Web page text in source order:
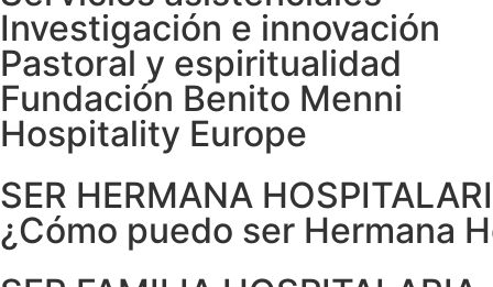
Investigación e innovación
Pastoral y espiritualidad
Fundación Benito Menni
Hospitality Europe
SER HERMANA
¿Cómo puedo ser Hermana